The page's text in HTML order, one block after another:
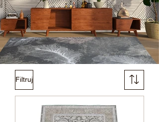
Filtruj